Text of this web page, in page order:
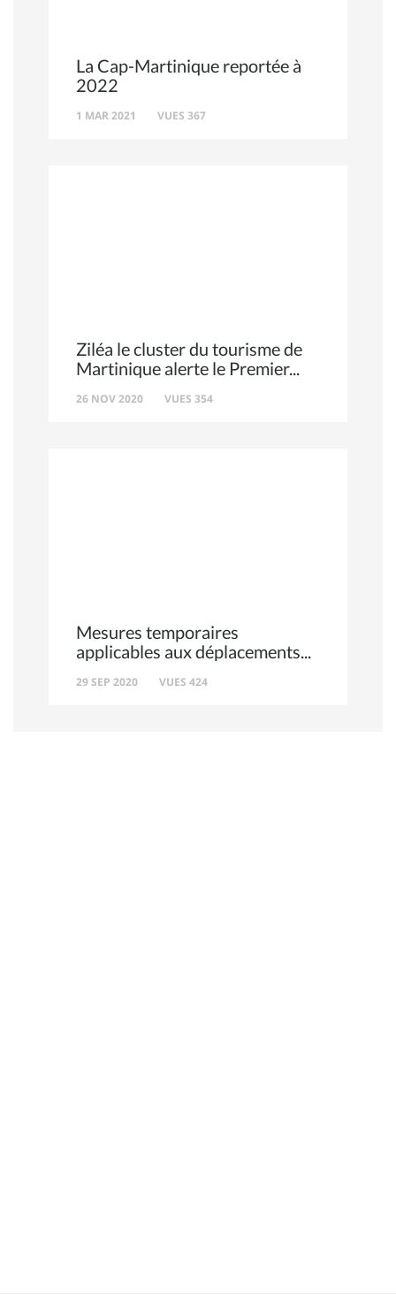
La Cap-Martinique reportée à
2022
1 MAR 2021 VUES 367
Ziléa le cluster du tourisme de
Martinique alerte le Premier
26 NOV 2020 VUES 354
Mesures temporaires
applicables aux déplacements
29 SEP 2020 VUES 424